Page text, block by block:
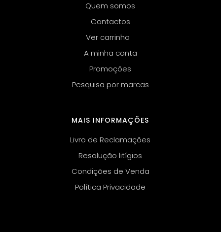
Quem somos
Contactos
Ver carrinho
A minha conta
Promoções
Pesquisa por marcas
MAIS INFORMAÇÕES
Livro de Reclamações
Resolução litígios
Condições de Venda
Política Privacidade